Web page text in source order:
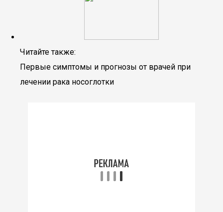
Читайте также:
Первые симптомы и прогнозы от врачей при
лечении рака носоглотки